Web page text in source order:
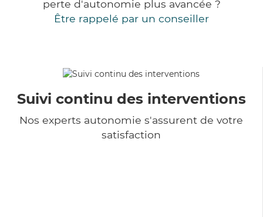
perte d'autonomie plus avancée ?
Être rappelé par un conseiller
Suivi continu des interventions
Nos experts autonomie s'assurent de votre
satisfaction